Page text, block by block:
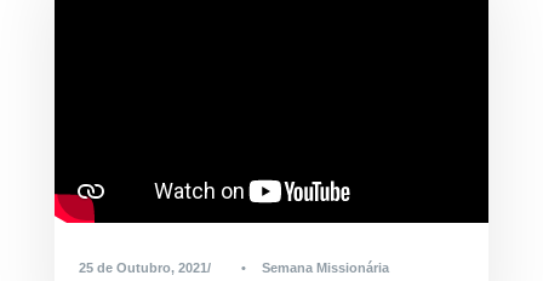
25 de Outubro, 2021 • Semana Missionária